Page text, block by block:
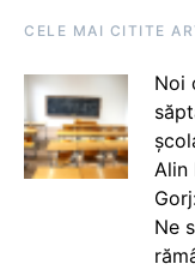
CELE MAI CITITE
Noi
Alin
Ne